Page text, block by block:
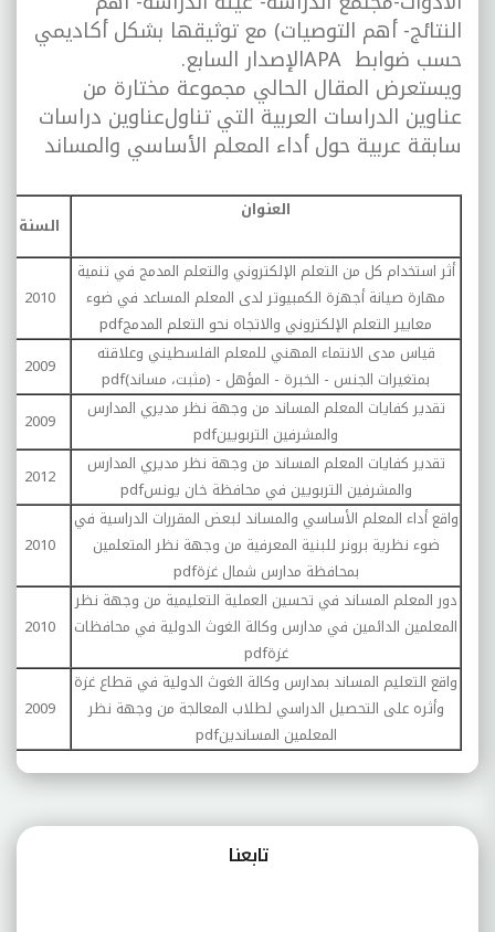
النتائج- أهم التوصيات) مع توثيقها بشكل أكاديمي
حسب ضوابط APAالإصدار السابع.
ويستعرض المقال الحالي مجموعة مختارة من
عناوين الدراسات العربية التي تناولعناوين دراسات
سابقة عربية حول أداء المعلم الأساسي والمساند
العنوان
السنة
أثر استخدام كل من التعلم الإلكتروني والتعلم المدمج في تنمية
مهارة صيانة أجهزة الكمبيوتر لدى المعلم المساعد في ضوء
معايير التعلم الإلكتروني والاتجاه نحو التعلم المدمجpdf
2010
قياس مدى الانتماء المهني للمعلم الفلسطيني وعلاقته
بمتغيرات الجنس - الخبرة - المؤهل - (مثبت، مساند)pdf
2009
تقدير كفايات المعلم المساند من وجهة نظر مديري المدارس
والمشرفين التربويينpdf
2009
تقدير كفايات المعلم المساند من وجهة نظر مديري المدارس
والمشرفين التربويين في محافظة خان يونسpdf
2012
واقع أداء المعلم الأساسي والمساند لبعض المقررات الدراسية في
ضوء نظرية برونر للبنية المعرفية من وجهة نظر المتعلمين
بمحافظة مدارس شمال غزةpdf
2010
دور المعلم المساند في تحسين العملية التعليمية من وجهة نظر
المعلمين الدائمين في مدارس وكالة الغوث الدولية في محافظات
غزةpdf
2010
واقع التعليم المساند بمدارس وكالة الغوث الدولية في قطاع غزة
وأثره على التحصيل الدراسي لطلاب المعالجة من وجهة نظر
المعلمين المساندينpdf
2009
تابعنـا